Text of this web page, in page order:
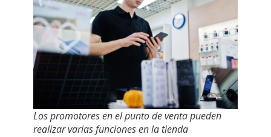
Los promotores en el punto de venta pueden
realizar varias funciones en la tienda